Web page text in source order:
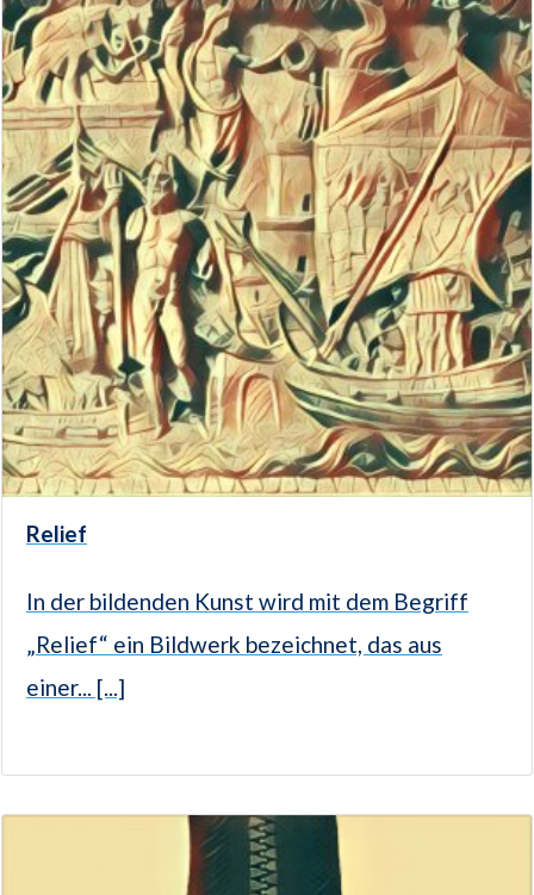
Relief
In der bildenden Kunst wird mit dem Begriff
„Relief“ ein Bildwerk bezeichnet, das aus
einer... [...]